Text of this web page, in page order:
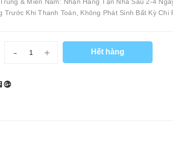
Trước Khi Thanh Toán, Không Phát Sinh Bất Kỳ Chi
- + Hết hàng